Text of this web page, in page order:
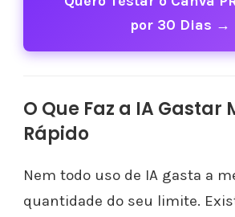
por 30 Dias →
O Que Faz a IA Gastar
Rápido
Nem todo uso de IA gasta a
quantidade do seu limite.